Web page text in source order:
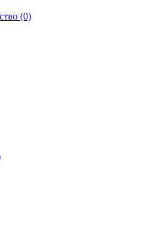
(0)